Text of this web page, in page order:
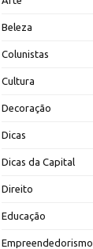
Beleza
Colunistas
Cultura
Decoração
Dicas
Dicas da Capital
Direito
Educação
Empreendedorismo